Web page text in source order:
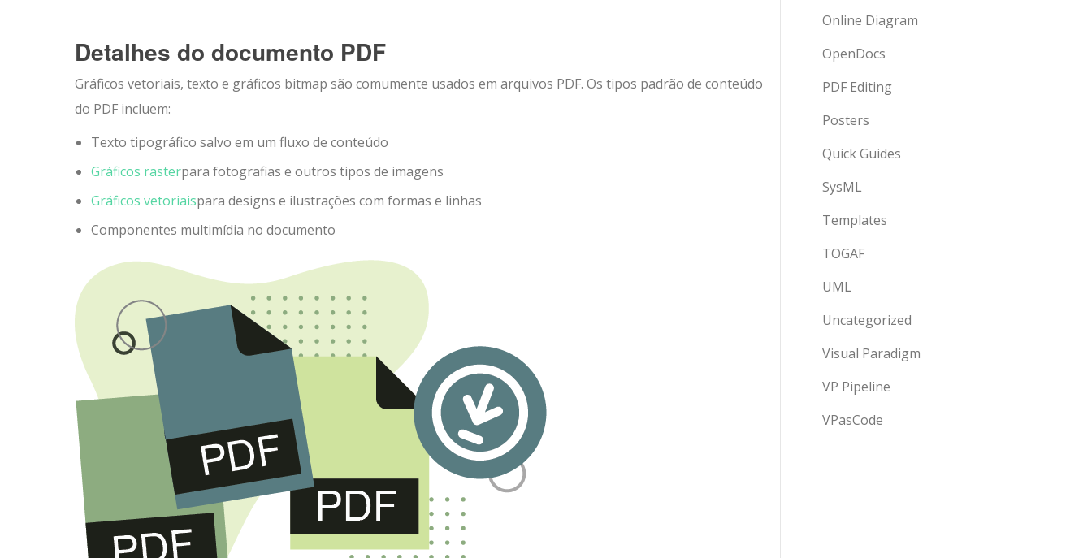
Detalhes do documento PDF
Gráficos vetoriais, texto e gráficos bitmap são comumente usados em arquivos PDF. Os tipos padrão de conteúdo
do PDF incluem:
Texto tipográfico salvo em um fluxo de conteúdo
Gráficos rasterpara fotografias e outros tipos de imagens
Gráficos vetoriaispara designs e ilustrações com formas e linhas
Componentes multimídia no documento
Online Diagram
OpenDocs
PDF Editing
Posters
Quick Guides
SysML
Templates
TOGAF
UML
Uncategorized
Visual Paradigm
VP Pipeline
VPasCode